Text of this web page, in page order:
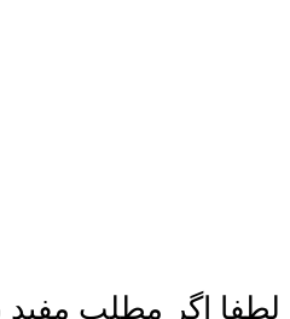
لطفا اگر مطلب مفید